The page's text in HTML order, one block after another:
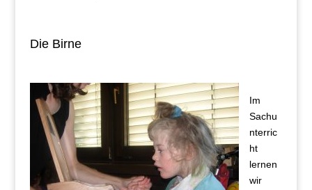
Die Birne
Im
Sachu
nterric
ht
lernen
wir